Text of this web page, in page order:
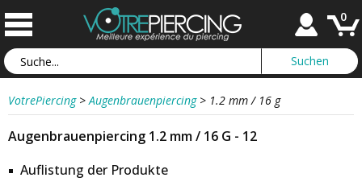
0
VotrePiercing > Augenbrauenpiercing > 1.2 mm / 16 g
Augenbrauenpiercing 1.2 mm / 16 G - 12
Auflistung der Produkte